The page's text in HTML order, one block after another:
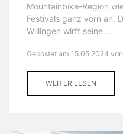
Mountainbike-Region
Festivals ganz vorn an.
Willingen wirft seine ...
Gepostet am 15.05.2024 von
WEITER LESEN